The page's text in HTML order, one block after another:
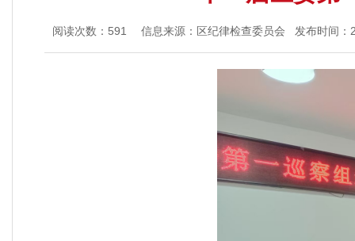
阅读次数： 591 信息来源：区纪律检查委员会 发布时间：